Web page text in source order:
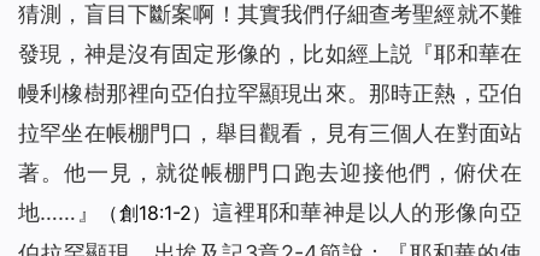
猜測，盲目下斷案啊！其實我們仔細查考聖經就不難
發現，神是沒有固定形像的，比如經上説『耶和華在
幔利橡樹那裡向亞伯拉罕顯現出來。那時正熱，亞伯
拉罕坐在帳棚門口，舉目觀看，見有三個人在對面站
著。他一見，就從帳棚門口跑去迎接他們，俯伏在
地……』
（創18:1-2） 這裡耶和華神是以人的形像向亞